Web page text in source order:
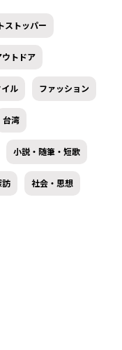
ストッパー
ウトドア
ル ファッション
台湾
小説・随筆・短歌
訪 社会・思想